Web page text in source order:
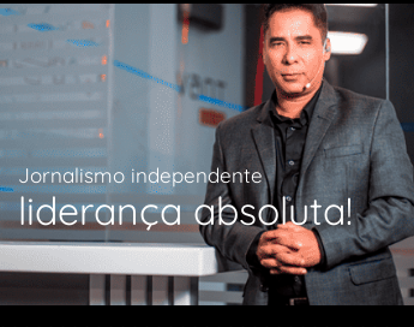
Jornalismo independente
liderança absoluta!